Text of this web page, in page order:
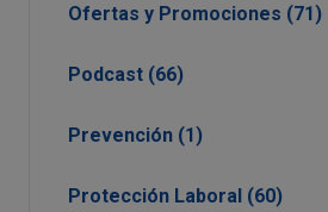
Ofertas y Promociones (71)
Podcast (66)
Prevención (1)
Protección Laboral (60)